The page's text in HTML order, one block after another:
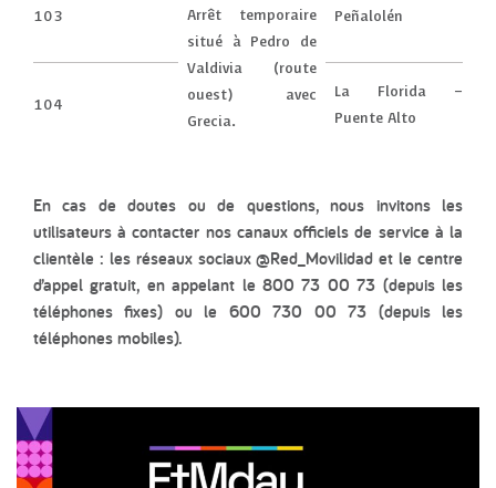
103
Arrêt temporaire
situé à Pedro de
Valdivia (route
ouest) avec
Grecia.
Peñalolén
104
La Florida –
Puente Alto
En cas de doutes ou de questions, nous invitons les
utilisateurs à contacter nos canaux officiels de service à la
clientèle : les réseaux sociaux @Red_Movilidad et le centre
d’appel gratuit, en appelant le 800 73 00 73 (depuis les
téléphones fixes) ou le 600 730 00 73 (depuis les
téléphones mobiles).